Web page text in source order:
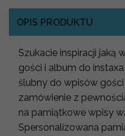
OPIS PRODUKTU
Szukacie inspiracji jaką
gości i album do
ślubny do wpisów
zamówienie z
na pamiątkowe wpisy
Spersonalizowana